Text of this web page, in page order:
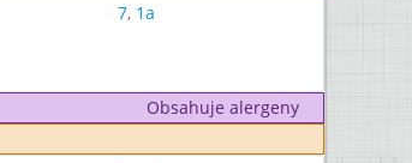
7, 1a
Obsahuje alergeny